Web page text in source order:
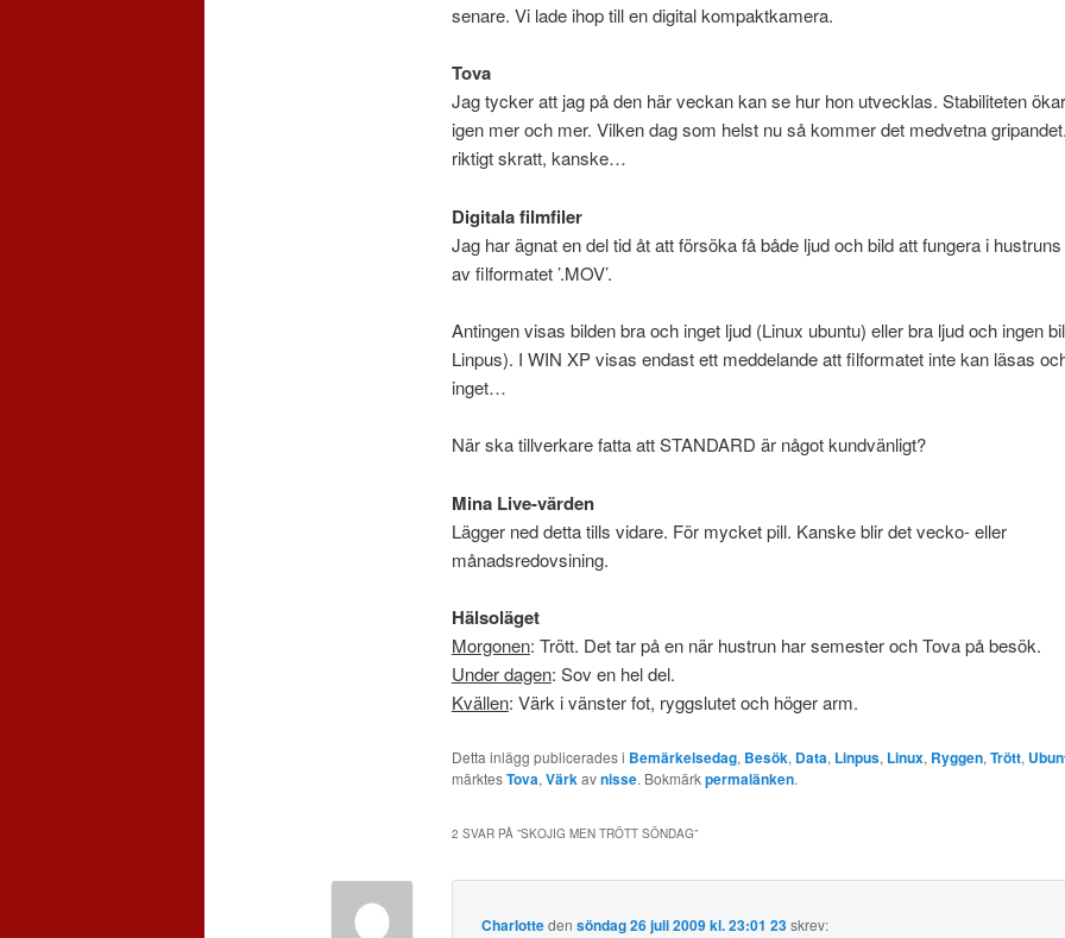
senare. Vi lade ihop till en digital kompaktkamera.
Tova
Jag tycker att jag på den här veckan kan se hur hon utvecklas. Stabiliteten
igen mer och mer. Vilken dag som helst nu så kommer det medvetna
riktigt skratt, kanske…
Digitala filmfiler
Jag har ägnat en del tid åt att försöka få både ljud och bild att fungera i
av filformatet ’.MOV’.
Antingen visas bilden bra och inget ljud (Linux ubuntu) eller bra ljud och ingen
Linpus). I WIN XP visas endast ett meddelande att filformatet inte kan läsas
inget…
När ska tillverkare fatta att STANDARD är något kundvänligt?
Mina Live-värden
Lägger ned detta tills vidare. För mycket pill. Kanske blir det vecko- eller
månadsredovsining.
Hälsoläget
Morgonen: Trött. Det tar på en när hustrun har semester och Tova på besök.
Under dagen: Sov en hel del.
Kvällen: Värk i vänster fot, ryggslutet och höger arm.
Detta inlägg publicerades i Bemärkelsedag, Besök, Data, Linpus, Linux, Ryggen, Trött,
märktesTova, Värk avnisse. Bokmärkpermalänken.
2 SVAR PÅ ”SKOJIG MEN TRÖTT SÖNDAG”
Charlottedensöndag 26 juli 2009 kl. 23:01 23skrev: